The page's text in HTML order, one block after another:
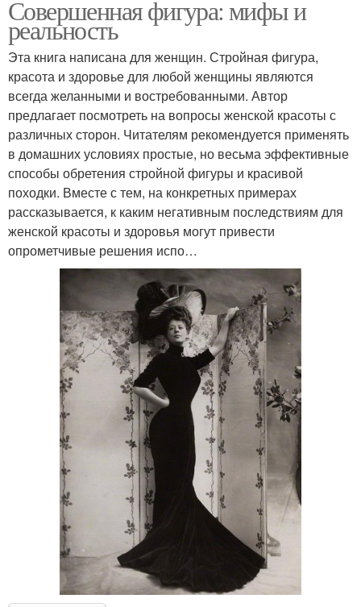
Совершенная фигура: мифы и
реальность
Эта книга написана для женщин. Стройная фигура,
красота и здоровье для любой женщины являются
всегда желанными и востребованными. Автор
предлагает посмотреть на вопросы женской красоты с
различных сторон. Читателям рекомендуется применять
в домашних условиях простые, но весьма эффективные
способы обретения стройной фигуры и красивой
походки. Вместе с тем, на конкретных примерах
рассказывается, к каким негативным последствиям для
женской красоты и здоровья могут привести
опрометчивые решения испо…